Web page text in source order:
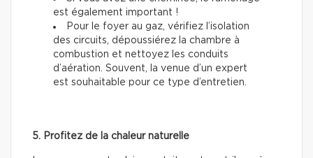
est également important !
Pour le foyer au gaz, vérifiez l’isolation
des circuits, dépoussiérez la chambre à
combustion et nettoyez les conduits
d’aération. Souvent, la venue d’un expert
est souhaitable pour ce type d’entretien.
5. Profitez de la chaleur naturelle